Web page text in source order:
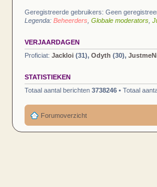
Geregistreerde gebruikers: Geen
Legenda: Beheerders Globale moderators
VERJAARDAGEN
Proficiat: Jackloi (31), Odyth (30),
STATISTIEKEN
Totaal aantal berichten 3738246 • Totaal
Forumoverzicht